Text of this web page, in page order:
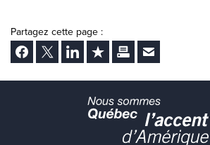
Partagez cette page :
Facebook
Twitter LinkedInAjouter aux favoris
ImprimerEnvoyer Ã un ami